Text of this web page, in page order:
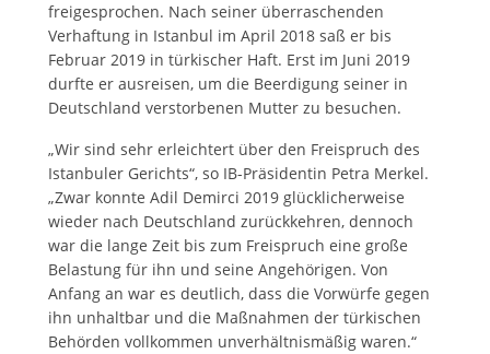
freigesprochen. Nach seiner überraschenden
Verhaftung in Istanbul im April 2018 saß er bis
Februar 2019 in türkischer Haft. Erst im Juni 2019
durfte er ausreisen, um die Beerdigung seiner in
Deutschland verstorbenen Mutter zu besuchen.
„Wir sind sehr erleichtert über den Freispruch des
Istanbuler Gerichts“, so IB-Präsidentin Petra Merkel.
„Zwar konnte Adil Demirci 2019 glücklicherweise
wieder nach Deutschland zurückkehren, dennoch
war die lange Zeit bis zum Freispruch eine große
Belastung für ihn und seine Angehörigen. Von
Anfang an war es deutlich, dass die Vorwürfe gegen
ihn unhaltbar und die Maßnahmen der türkischen
Behörden vollkommen unverhältnismäßig waren.“